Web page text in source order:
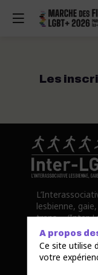
Les
lesbienne,
trans (Inter-
est l’héritière
Lesbian & Gay
qui
1977 la
A propos
Ce site utilise
votre